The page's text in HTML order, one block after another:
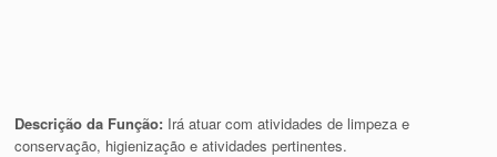
Descrição da Função: Irá atuar com atividades de limpeza e
conservação, higienização e atividades pertinentes.